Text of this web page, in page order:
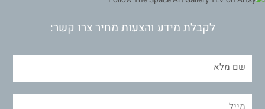
לקבלת מידע והצעות מחיר צרו קשר: